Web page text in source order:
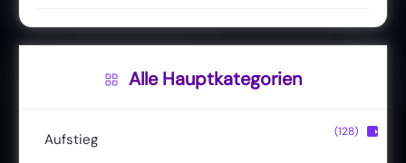
Alle Hauptkategorien
Aufstieg (128) ▶